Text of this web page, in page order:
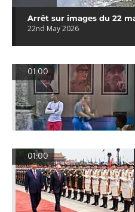
Arrêt sur images du 22
22nd May 2026
01:00
01:00